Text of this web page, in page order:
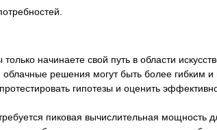
только начинаете свой путь в области
решения могут быть более гибким
гипотезы и оценить
пиковая вычислительная мощность